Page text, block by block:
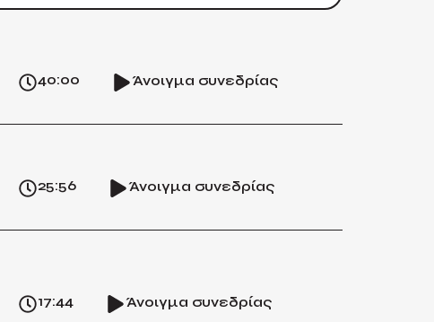
40:00 Άνοιγμα συνεδρίας
25:56 Άνοιγμα συνεδρίας
17:44 Άνοιγμα συνεδρίας